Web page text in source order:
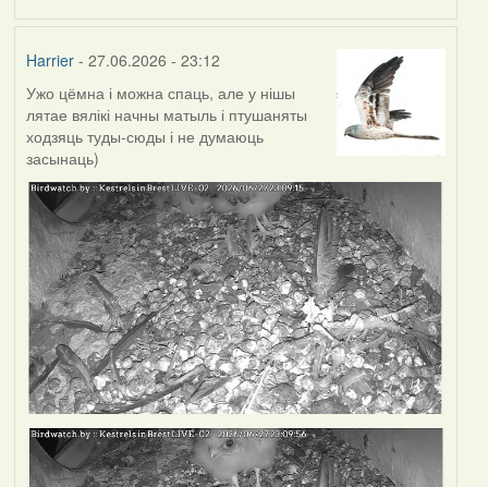
Harrier- 27.06.2026 - 23:12
Ужо цёмна і можна спаць, але у нішы
лятае вялікі начны матыль і птушаняты
ходзяць туды-сюды і не думаюць
засынаць)